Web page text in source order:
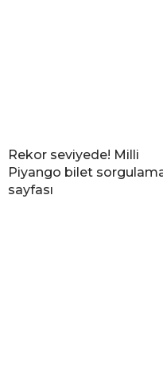
Rekor seviyede! Milli
Piyango bilet
sayfası